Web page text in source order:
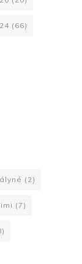
(66)
(2)
(7)